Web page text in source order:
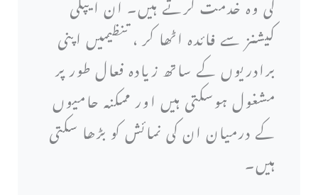
کیشنز سے فائدہ اٹھا کر ، تنظیمیں اپنی
برادریوں کے ساتھ زیادہ فعال طور پر
مشغول ہوسکتی ہیں اور ممکنہ حامیوں
کے درمیان ان کی نمائش کو بڑھا سکتی
ہیں۔